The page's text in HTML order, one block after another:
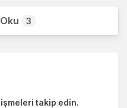
3
takip edin.